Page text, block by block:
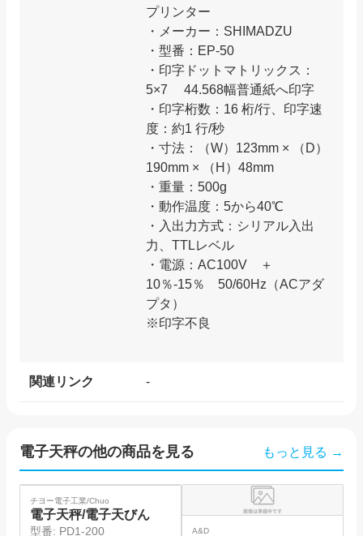
プリンター
・メーカー：SHIMADZU
・型番：EP-50
・印字ドットマトリックス：
5×7 44.568幅普通紙へ印字
・印字桁数：16 桁/行、印字速
度：約1 行/秒
・寸法：（W）123mm × （D）
190mm × （H）48mm
・重量：500g
・動作温度：5から40℃
・入出力方式：シリアル入出
力、TTLレベル
・電源：AC100V ＋
10％-15％ 50/60Hz（ACアダ
プタ）
※印字不良
関連リンク -
電子天秤の他の商品を見る もっと見る →
SOLD
チヨー電子工業/Chuo
電子天秤/電子天びん
型番: PD1-200 A&D